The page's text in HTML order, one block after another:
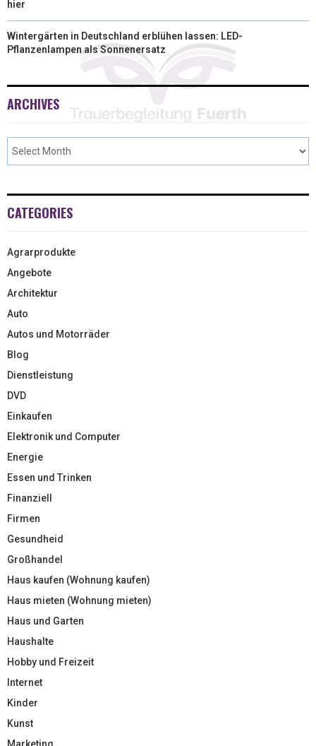
hier
Wintergärten in Deutschland erblühen lassen: LED-
Pflanzenlampen als Sonnenersatz
ARCHIVES
CATEGORIES
Agrarprodukte
Angebote
Architektur
Auto
Autos und Motorräder
Blog
Dienstleistung
DVD
Einkaufen
Elektronik und Computer
Energie
Essen und Trinken
Finanziell
Firmen
Gesundheid
Großhandel
Haus kaufen (Wohnung kaufen)
Haus mieten (Wohnung mieten)
Haus und Garten
Haushalte
Hobby und Freizeit
Internet
Kinder
Kunst